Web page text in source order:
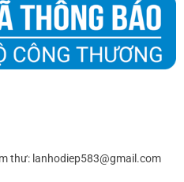
thư: lanhodiep583@gmail.com